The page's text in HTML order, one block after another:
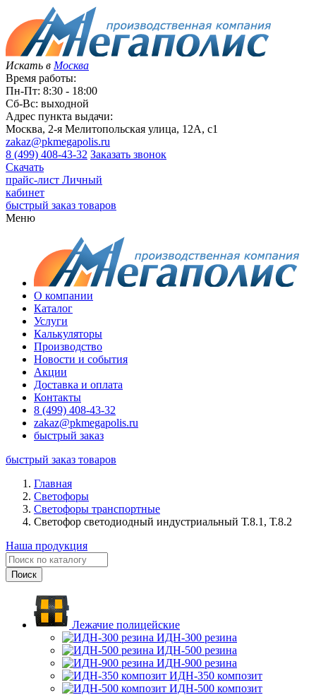
Искать в Москва
Время работы:
Пн-Пт: 8:30 - 18:00
Сб-Вс: выходной
Адрес пункта выдачи:
Москва, 2-я Мелитопольская улица, 12А, с1
zakaz@pkmegapolis.ru
8 (499) 408-43-32 Заказать звонок
Скачать
прайс-лист Личный
кабинет
быстрый заказ товаров
Меню
О компании
Каталог
Услуги
Калькуляторы
Производство
Новости и события
Акции
Доставка и оплата
Контакты
8 (499) 408-43-32
zakaz@pkmegapolis.ru
быстрый заказ
быстрый заказ товаров
Главная
Светофоры
Светофоры транспортные
Светофор светодиодный индустриальный Т.8.1, Т.8.2
Наша продукция
Лежачие полицейские
ИДН-300 резина
ИДН-500 резина
ИДН-900 резина
ИДН-350 композит
ИДН-500 композит